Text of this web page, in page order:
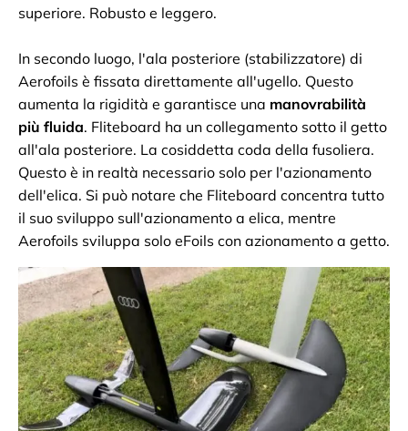
superiore. Robusto e leggero.
In secondo luogo, l'ala posteriore (stabilizzatore) di
Aerofoils è fissata direttamente all'ugello. Questo
aumenta la rigidità e garantisce una manovrabilità
più fluida. Fliteboard ha un collegamento sotto il getto
all'ala posteriore. La cosiddetta coda della fusoliera.
Questo è in realtà necessario solo per l'azionamento
dell'elica. Si può notare che Fliteboard concentra tutto
il suo sviluppo sull'azionamento a elica, mentre
Aerofoils sviluppa solo eFoils con azionamento a getto.